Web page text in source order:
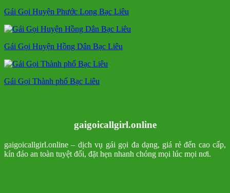
Gái Gọi Huyện Phước Long Bạc Liêu
Gái Gọi Huyện Hồng Dân Bạc Liêu
Gái Gọi Thành phố Bạc Liêu
gaigoicallgirl.online
gaigoicallgirl.online – dịch vụ gái gọi đa dạng, giá rẻ đến cao cấp,
kín đáo an toàn tuyệt đối, đặt hẹn nhanh chóng mọi lúc mọi nơi.